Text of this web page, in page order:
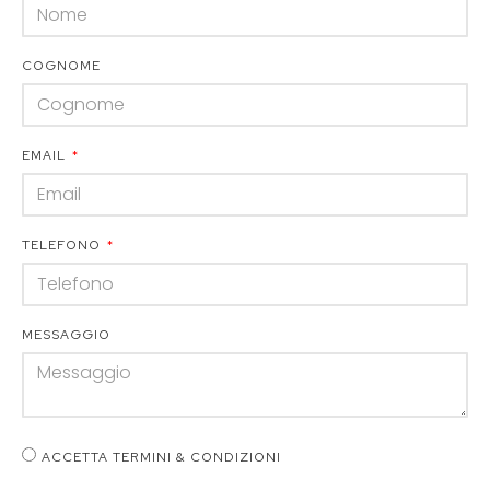
COGNOME
EMAIL
TELEFONO
MESSAGGIO
ACCETTA TERMINI & CONDIZIONI